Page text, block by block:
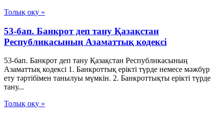
Толық оқу »
53-бап. Банкрот деп тану Қазақстан
Республикасының Азаматтық кодексi
53-бап. Банкрот деп тану Қазақстан Республикасының
Азаматтық кодексi 1. Банкроттық ерiктi түрде немесе мәжбүр
ету тәртiбiмен танылуы мүмкiн. 2. Банкроттықты ерiктi түрде
тану...
Толық оқу »